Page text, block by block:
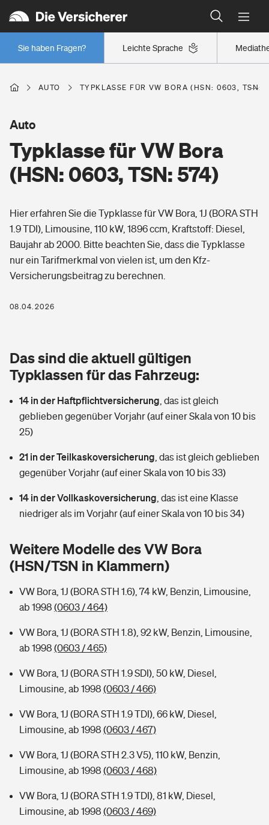
Leichte Sprache
Sie haben Fragen?
Wer versichert was: Jetzt Versicherer finden
Regionalklassen: So ist Ihre Region eingestuft
Wer versichert was: Jetzt Versicherer finden
Berufsunfähigkeitsversicherung
Erwerbsunfähigkeitsversicherung
Grundfähigkeitsversicherung
Arbeitsrechtsschutz
Berufshaftpflichtversicherung
Zur Übersicht
Tools
Wer versichert was: Jetzt Versicherer finden
Sie haben Fragen?
Wohnen
Glasversicherung
Mietkautionsversicherung
Restkreditversicherung
Hochwasser-Check: Wie gefährdet ist Ihr Haus?
Wer versichert was: Jetzt Versicherer finden
Sie haben Fragen?
Freizeit
Pri­vate Haft­pflicht­
Kinderunfall­ver­si­che­rung
Kinderinvalidität
Hundehalter-Haftpflicht
Private Cyberversicherung
Musikinstrumentenversicherung
Zur Übersicht
Tools
Kinderunfall-Check: Mehr Sicherheit für deine Kids
Sie haben Fragen?
Gesundheit
Private Krankenversicherung
Dread-Disease-Versicherung
Tierkrankenversicherung
Zur Übersicht
Tools
Wer versichert was: Jetzt Versicherer finden
Sie haben Fragen?
Rentenrechner: Wie viel Geld bekomme ich im Alter?
AUTO TYPKLASSE FÜR VW BORA (HSN: 0603, TSN:
Typklasse für VW Bora
(HSN: 0603, TSN: 574)
Auto
Hier erfahren Sie die Typklasse für VW Bora, 1J (BORA STH
1.9 TDI), Limousine, 110 kW, 1896 ccm, Kraftstoff: Diesel,
Baujahr ab 2000. Bitte beachten Sie, dass die Typklasse
nur ein Tarifmerkmal von vielen ist, um den Kfz-
Versicherungsbeitrag zu berechnen.
08.04.2026
Das sind die aktuell gültigen
Typklassen für das Fahrzeug:
14 in der Haftpflichtversicherung das ist gleich
geblieben gegenüber Vorjahr (auf einer Skala von 10 bis
25)
21 in der Teilkaskoversicherung das ist gleich geblieben
gegenüber Vorjahr (auf einer Skala von 10 bis 33)
14 in der Vollkaskoversicherung das ist eine Klasse
niedriger als im Vorjahr (auf einer Skala von 10 bis 34)
Weitere Modelle des VW Bora
(HSN/TSN in Klammern)
VW Bora, 1J (BORA STH 1.6), 74 kW, Benzin, Limousine,
ab 1998 (0603 / 464)
VW Bora, 1J (BORA STH 1.8), 92 kW, Benzin, Limousine,
ab 1998 (0603 / 465)
VW Bora, 1J (BORA STH 1.9 SDI), 50 kW, Diesel,
Limousine, ab 1998 (0603 / 466)
VW Bora, 1J (BORA STH 1.9 TDI), 66 kW, Diesel,
Limousine, ab 1998 (0603 / 467)
VW Bora, 1J (BORA STH 2.3 V5), 110 kW, Benzin,
Limousine, ab 1998 (0603 / 468)
VW Bora, 1J (BORA STH 1.9 TDI), 81 kW, Diesel,
Limousine, ab 1998 (0603 / 469)